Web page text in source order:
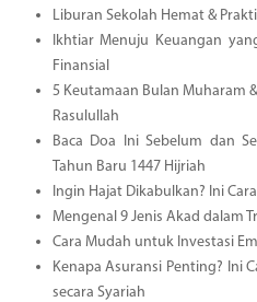
Liburan Sekolah Hemat &
Ikhtiar Menuju Keuangan
Finansial
5 Keutamaan Bulan Muharam
Rasulullah
Baca Doa Ini Sebelum dan
Tahun Baru 1447 Hijriah
Ingin Hajat Dikabulkan? Ini
Mengenal 9 Jenis Akad dalam
Cara Mudah untuk Investasi
Kenapa Asuransi Penting? Ini
secara Syariah